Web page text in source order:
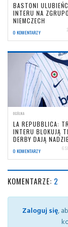
BASTONI
INTERU NA
NIEMCZECH
0 KOMENTARZY
OGÓLNA
LA REPUBBLICA:
INTERU BLOKUJĄ
DERBY DAJĄ
0 KOMENTARZY 6
KOMENTARZE: 2
Zaloguj się,